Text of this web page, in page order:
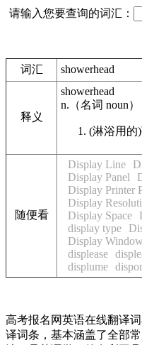
请输入您要查询的词汇：
词汇 showerhead
释义
showerhead
n. （名词 noun）
(淋浴用的
随便看
Display Line
Display Panel
Display Printer
Display
Display Space
display type
Display Window
displease
displume
高考报名网英语在线翻译
译词条，基本涵盖了全部